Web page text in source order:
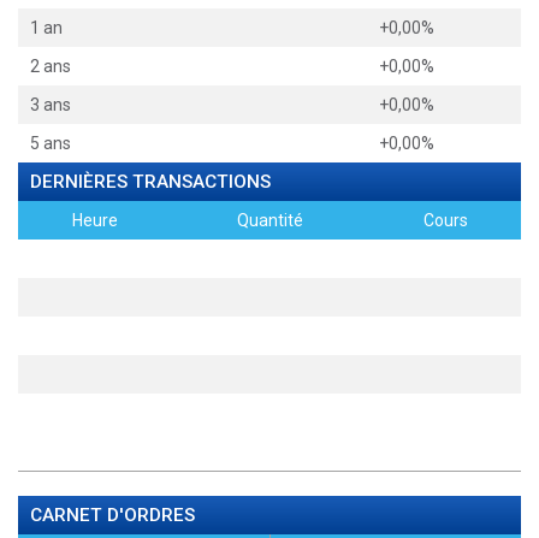
1 an
+0,00%
2 ans
+0,00%
3 ans
+0,00%
5 ans
+0,00%
DERNIÈRES TRANSACTIONS
Heure Quantité Cours
CARNET D'ORDRES